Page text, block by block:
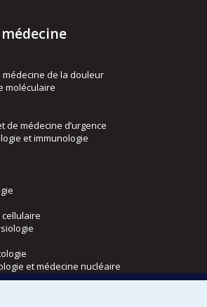
de la douleur
moléculaire
de médecine d’urgence
et immunologie
et médecine nucléaire